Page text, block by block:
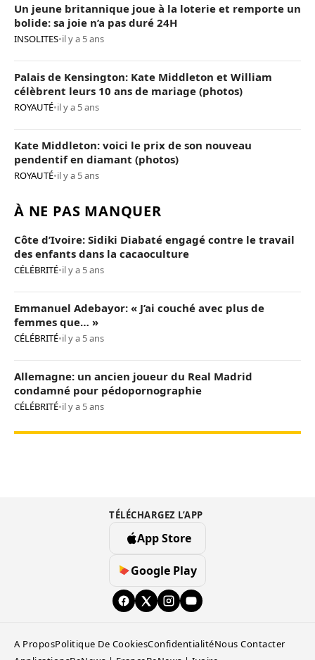
Un jeune britannique joue à la loterie et remporte un
bolide: sa joie n’a pas duré 24H
INSOLITES•il y a 5 ans
Palais de Kensington: Kate Middleton et William
célèbrent leurs 10 ans de mariage (photos)
ROYAUTÉ•il y a 5 ans
Kate Middleton: voici le prix de son nouveau
pendentif en diamant (photos)
ROYAUTÉ•il y a 5 ans
À NE PAS MANQUER
Côte d’Ivoire: Sidiki Diabaté engagé contre le travail
des enfants dans la cacaoculture
CÉLÉBRITÉ•il y a 5 ans
Emmanuel Adebayor: « J’ai couché avec plus de
femmes que… »
CÉLÉBRITÉ•il y a 5 ans
Allemagne: un ancien joueur du Real Madrid
condamné pour pédopornographie
CÉLÉBRITÉ•il y a 5 ans
TÉLÉCHARGEZ L’APP
App Store
Google Play
A ProposPolitique De CookiesConfidentialitéNous Contacter